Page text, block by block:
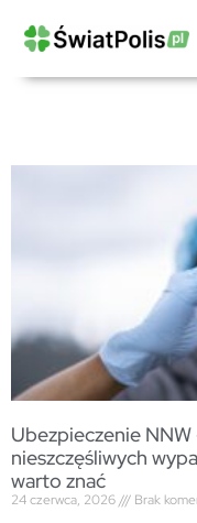
Ubezpieczenie
nieszczęśliwych
warto znać
24 czerwca, 2026 Brak